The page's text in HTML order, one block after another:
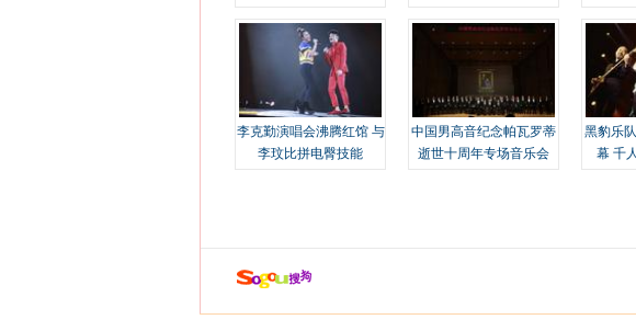
李克勤演唱会沸腾红馆 与
李玟比拼电臀技能
中国男高音纪念帕瓦罗蒂
逝世十周年专场音乐会
黑豹乐
幕 千